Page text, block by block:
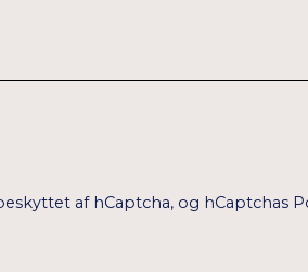
af hCaptcha, og hCaptchas